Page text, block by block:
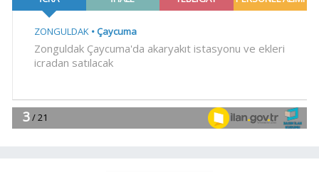
16:47Osmangazi'de geleceğin